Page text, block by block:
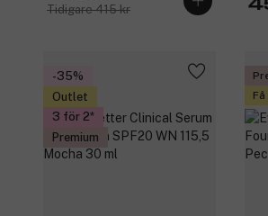
Tidigare 415 kr
-35%
Outlet
3 för 2
Premium